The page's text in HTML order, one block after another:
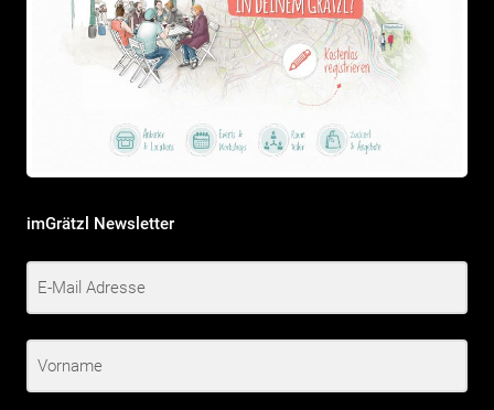
imGrätzl Newsletter